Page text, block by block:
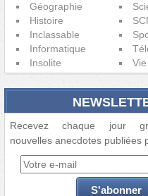
Géographie
Histoire
Inclassable
Informatique
Insolite
Recevez chaque jour
nouvelles anecdotes publiées